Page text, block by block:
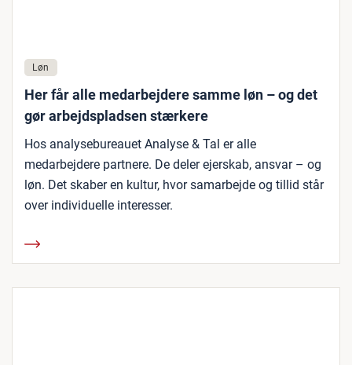
Løn
Her får alle medarbejdere samme løn – og det
gør arbejdspladsen stærkere
Hos analysebureauet Analyse & Tal er alle
medarbejdere partnere. De deler ejerskab, ansvar – og
løn. Det skaber en kultur, hvor samarbejde og tillid står
over individuelle interesser.